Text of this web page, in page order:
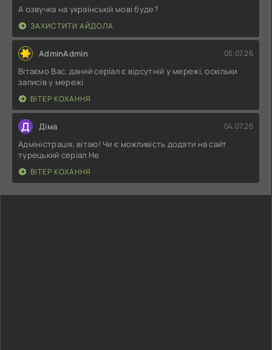
А озвучка на українській мові буде?
ЗАХИСТИТИ АЙДОЛА
AdminAdmin 05.07.26
Вітаємо Вас, даний серіал є відсутній у мережі, оскільки
записів у мережі
ВІТЕР КОХАННЯ
Д Діма 04.07.26
Адміністрація, вітаю! Чи є можливість додати на сайт
турецький серіал Не
ВІТЕР КОХАННЯ